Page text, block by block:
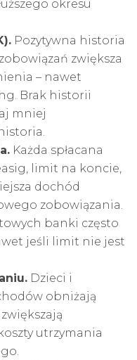
okresu
). Pozytywna historia
zwiększa
– nawet
Brak historii
mniej
Każda spłacana
, limit na koncie,
dochód
zobowiązania.
banki często
jeśli limit nie jest
Dzieci i
obniżają
utrzymania